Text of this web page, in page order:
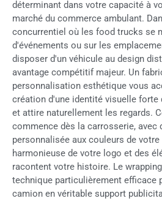
déterminant dans votre capacité à
marché du commerce ambulant.
concurrentiel où les food trucks se
d'événements ou sur les
disposer d'un véhicule au design
avantage compétitif majeur. Un
personnalisation esthétique vous
création d'une identité visuelle
et attire naturellement les regards.
commence dès la carrosserie, avec
personnalisée aux couleurs de
harmonieuse de votre logo et des
racontent votre histoire. Le
technique particulièrement efficace
camion en véritable support